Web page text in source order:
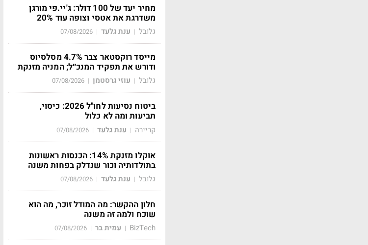
מחיר יעד של 100 דולר: ג'יי.פי מורגן
משדרגת את אטסי וצופה עוד 20%
גלובל | ענת גלעד |
07/08/2026
מייסד רוקסטאר צבר 4.7% מסלסיוס
ודורש את תפקיד המנכ״ל; המניה מזנקת
גלובל | עוזי גרסטמן |
07/08/2026
ביטוח נסיעות לחו"ל 2026: כיסוי,
תביעות ומה לא כלול
קריירה | ענת גלעד |
07/08/2026
אוקלו מזנקת 14%: הכנסות ראשונות
בתולדותיה וכור שנדלק בפחות משנה
גלובל | ענת גלעד |
07/08/2026
חלון ההקשר: מה המודל זוכר, מה הוא
שוכח ולמה זה משנה
BizTech
| עמית בר |
07/08/2026